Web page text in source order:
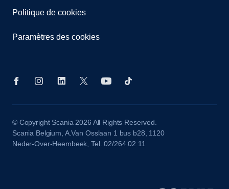
Politique de cookies
Paramètres des cookies
© Copyright Scania 2026 All Rights Reserved.
Scania Belgium, A.Van Osslaan 1 bus b28, 1120
Neder-Over-Heembeek, Tel. 02/264 02 11